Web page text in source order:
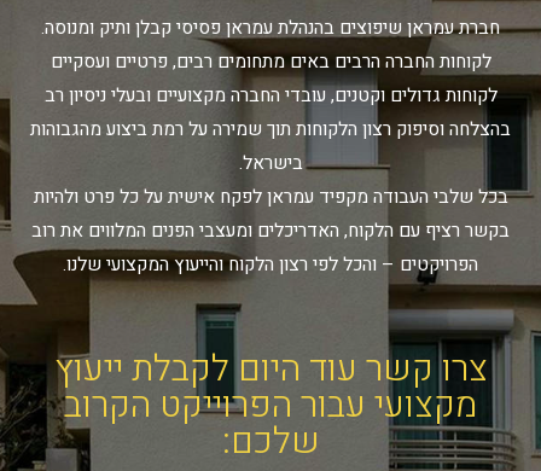
חברת עמראן שיפוצים בהנהלת עמראן פסיסי קבלן ותיק ומנוסה.
לקוחות החברה הרבים באים מתחומים רבים, פרטיים ועסקיים
לקוחות גדולים וקטנים, עובדי החברה מקצועיים ובעלי ניסיון רב
בהצלחה וסיפוק רצון הלקוחות תוך שמירה על רמת ביצוע מהגבוהות
בישראל.
בכל שלבי העבודה מקפיד עמראן לפקח אישית על כל פרט ולהיות
בקשר רציף עם הלקוח, האדריכלים ומעצבי הפנים המלווים את רוב
הפרויקטים – והכל לפי רצון הלקוח והייעוץ המקצועי שלנו.
צרו קשר עוד היום לקבלת ייעוץ
מקצועי עבור הפרוייקט הקרוב
שלכם: